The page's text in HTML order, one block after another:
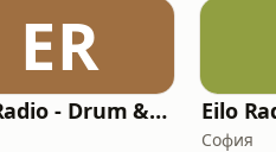
ER
Eilo Radio - Drum & Bass Radio
София